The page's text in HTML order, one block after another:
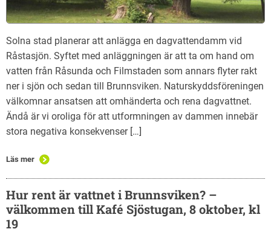
Solna stad planerar att anlägga en dagvattendamm vid
Råstasjön. Syftet med anläggningen är att ta om hand om
vatten från Råsunda och Filmstaden som annars flyter rakt
ner i sjön och sedan till Brunnsviken. Naturskyddsföreningen
välkomnar ansatsen att omhänderta och rena dagvattnet.
Ändå är vi oroliga för att utformningen av dammen innebär
stora negativa konsekvenser […]
Läs mer
Hur rent är vattnet i Brunnsviken? –
välkommen till Kafé Sjöstugan, 8 oktober, kl
19